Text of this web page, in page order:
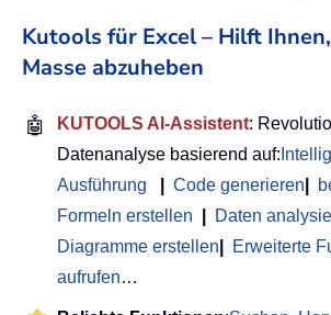
Kutools für Excel – Hilft
Masse abzuheben
🤖 KUTOOLS AI-Assistent:
Datenanalyse basierend auf:
Ausführung
Code generieren
Formeln erstellen
Daten
Diagramme erstellen
Erweiterte
aufrufen…